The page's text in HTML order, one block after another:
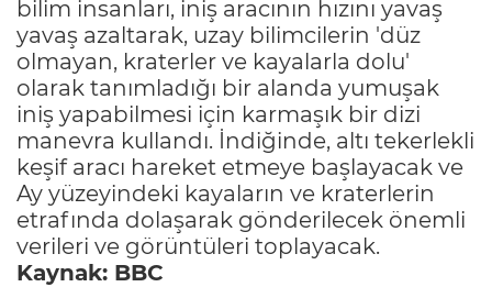
bilim insanları, iniş aracının hızını yavaş
yavaş azaltarak, uzay bilimcilerin 'düz
olmayan, kraterler ve kayalarla dolu'
olarak tanımladığı bir alanda yumuşak
iniş yapabilmesi için karmaşık bir dizi
manevra kullandı. İndiğinde, altı tekerlekli
keşif aracı hareket etmeye başlayacak ve
Ay yüzeyindeki kayaların ve kraterlerin
etrafında dolaşarak gönderilecek önemli
verileri ve görüntüleri toplayacak.
Kaynak: BBC